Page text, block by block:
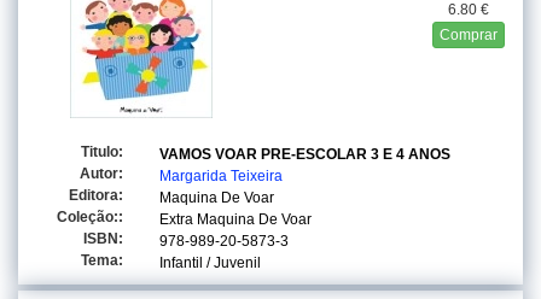
6.80 €
Comprar
Titulo:
VAMOS VOAR PRE-ESCOLAR 3 E 4 ANOS
Autor:
Margarida Teixeira
Editora:
Maquina De Voar
Coleção::
Extra Maquina De Voar
ISBN:
978-989-20-5873-3
Tema:
Infantil / Juvenil